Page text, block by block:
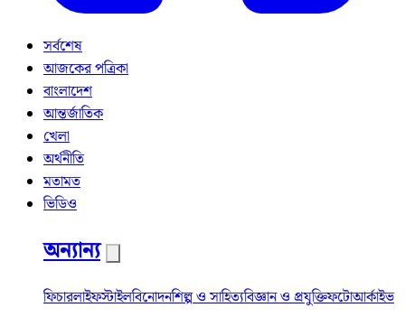
সর্বশেষ
আজকের পত্রিকা
বাংলাদেশ
আন্তর্জাতিক
খেলা
অর্থনীতি
মতামত
ভিডিও
অন্যান্য
ফিচারলাইফস্টাইলবিনোদনশিল্প ও সাহিত্যবিজ্ঞান ও প্রযুক্তিফটোআর্কাইভ